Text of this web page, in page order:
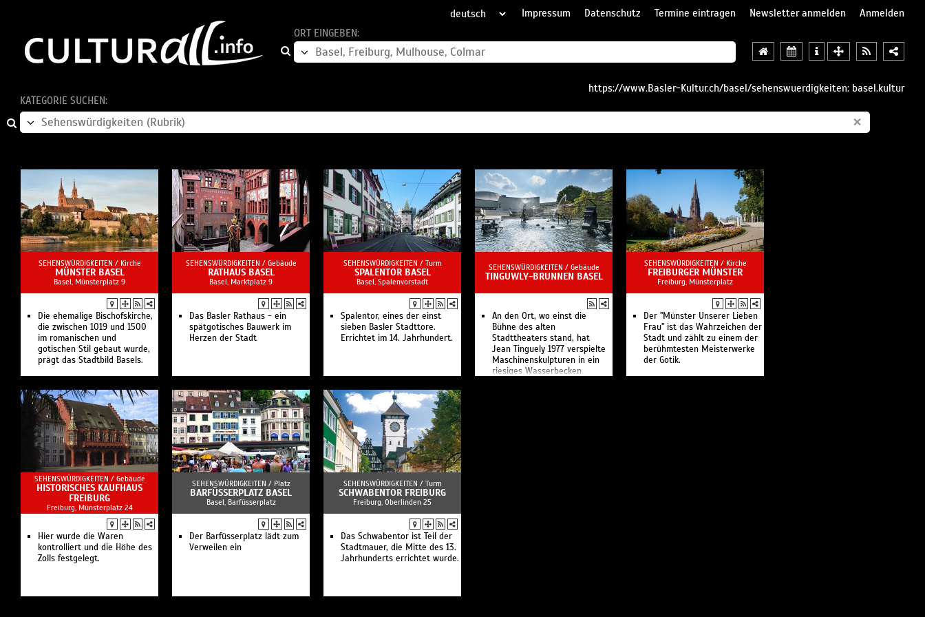
Impressum Datenschutz Termine eintragen Newsletter anmelden
Anmelden
ORT EINGEBEN:
https://www.Basler-Kultur.ch/basel/sehenswuerdigkeiten: basel.kultur
KATEGORIE SUCHEN:
×
SEHENSWÜRDIGKEITEN / Kirche
MÜNSTER BASEL
Basel, Münsterplatz 9
Die ehemalige Bischofskirche,
die zwischen 1019 und 1500
im romanischen und
gotischen Stil gebaut wurde,
prägt das Stadtbild Basels.
SEHENSWÜRDIGKEITEN / Gebäude
RATHAUS BASEL
Basel, Marktplatz 9
Das Basler Rathaus - ein
spätgotisches Bauwerk im
Herzen der Stadt
SEHENSWÜRDIGKEITEN / Turm
SPALENTOR BASEL
Basel, Spalenvorstadt
Spalentor, eines der einst
sieben Basler Stadttore.
Errichtet im 14. Jahrhundert.
SEHENSWÜRDIGKEITEN / Gebäude
TINGUWLY-BRUNNEN BASEL
An den Ort, wo einst die
Bühne des alten
Stadttheaters stand, hat
Jean Tinguely 1977 verspielte
Maschinenskulpturen in ein
riesiges Wasserbecken
SEHENSWÜRDIGKEITEN / Kirche
FREIBURGER MÜNSTER
Freiburg, Münsterplatz
Der "Münster Unserer Lieben
Frau" ist das Wahrzeichen der
Stadt und zählt zu einem der
berühmtesten Meisterwerke
der Gotik.
SEHENSWÜRDIGKEITEN / Gebäude
HISTORISCHES KAUFHAUS
FREIBURG
Freiburg, Münsterplatz 24
Hier wurde die Waren
kontrolliert und die Höhe des
Zolls festgelegt.
SEHENSWÜRDIGKEITEN / Platz
BARFÜSSERPLATZ BASEL
Basel, Barfüsserplatz
Der Barfüsserplatz lädt zum
Verweilen ein
SEHENSWÜRDIGKEITEN / Turm
SCHWABENTOR FREIBURG
Freiburg, Oberlinden 25
Das Schwabentor ist Teil der
Stadtmauer, die Mitte des 13.
Jahrhunderts errichtet wurde.